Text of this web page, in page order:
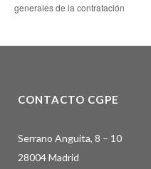
generales de la contratación
CONTACTO CGPE
Serrano Anguita, 8 – 10
28004 Madrid